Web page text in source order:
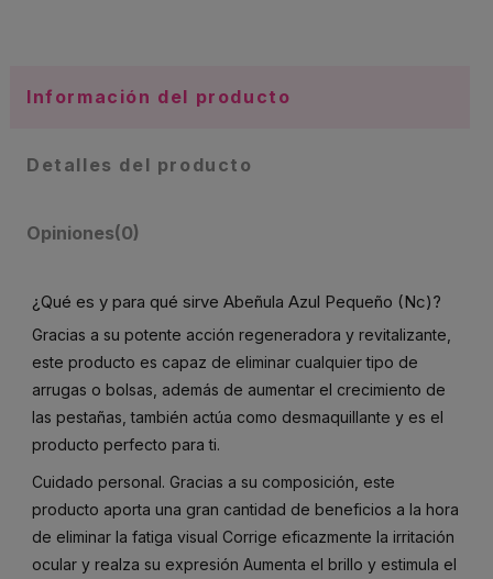
Información del producto
Detalles del producto
Opiniones(0)
¿Qué es y para qué sirve Abeñula Azul Pequeño (Nc)?
Gracias a su potente acción regeneradora y revitalizante,
este producto es capaz de eliminar cualquier tipo de
arrugas o bolsas, además de aumentar el crecimiento de
las pestañas, también actúa como desmaquillante y es el
producto perfecto para ti.
Cuidado personal. Gracias a su composición, este
producto aporta una gran cantidad de beneficios a la hora
de eliminar la fatiga visual Corrige eficazmente la irritación
ocular y realza su expresión Aumenta el brillo y estimula el